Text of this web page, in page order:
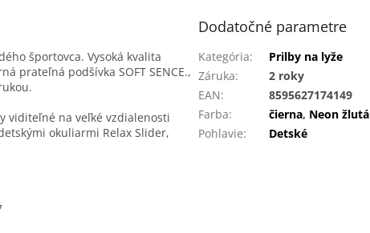
športovca. Vysoká kvalita
prateľná podšívka SOFT SENCE.,
viditeľné na veľké vzdialenosti
okuliarmi Relax Slider,
Dodatočné parametre
Kategória:
Prilby na lyže
Záruka:
2 roky
EAN:
8595627174149
Farba: čierna, Neon žlutá
Pohlavie: Detské